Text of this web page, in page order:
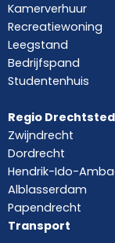
Kamerverhuur
Recreatiewoning
Leegstand
Bedrijfspand
Studentenhuis
Regio
Zwijndrecht
Dordrecht
Hendrik-Ido-
Alblasserdam
Papendrecht
Transport